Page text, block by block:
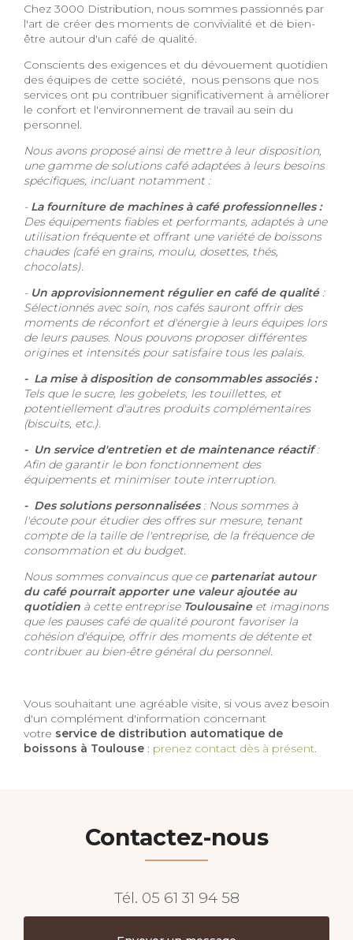
Chez 3000 Distribution, nous sommes passionnés par
l'art de créer des moments de convivialité et de bien-
être autour d'un café de qualité.
Conscients des exigences et du dévouement quotidien
des équipes de cette société, nous pensons que nos
services ont pu contribuer significativement à améliorer
le confort et l'environnement de travail au sein du
personnel.
Nous avons proposé ainsi de mettre à leur disposition,
une gamme de solutions café adaptées à leurs besoins
spécifiques, incluant notamment :
-La fourniture de machines à café professionnelles :
Des équipements fiables et performants, adaptés à une
utilisation fréquente et offrant une variété de boissons
chaudes (café en grains, moulu, dosettes, thés,
chocolats).
- Un approvisionnement régulier en café de qualité :
Sélectionnés avec soin, nos cafés sauront offrir des
moments de réconfort et d'énergie à leurs équipes lors
de leurs pauses. Nous pouvons proposer différentes
origines et intensités pour satisfaire tous les palais.
- La mise à disposition de consommables associés :
Tels que le sucre, les gobelets, les touillettes, et
potentiellement d'autres produits complémentaires
(biscuits, etc.).
- Un service d'entretien et de maintenance réactif:
Afin de garantir le bon fonctionnement des
équipements et minimiser toute interruption.
- Des solutions personnalisées : Nous sommes à
l'écoute pour étudier des offres sur mesure, tenant
compte de la taille de l'entreprise, de la fréquence de
consommation et du budget.
Nous sommes convaincus que ce partenariat autour
du café pourrait apporter une valeur ajoutée au
quotidien à cette entreprise Toulousaine et imaginons
que les pauses café de qualité pouront favoriser la
cohésion d'équipe, offrir des moments de détente et
contribuer au bien-être général du personnel.
Vous souhaitant une agréable visite, si vous avez besoin
d'un complément d'information concernant
votre service de distribution automatique de
boissons à Toulouse : prenez contact dès à présent.
Contactez-nous
Tél. 05 61 31 94 58